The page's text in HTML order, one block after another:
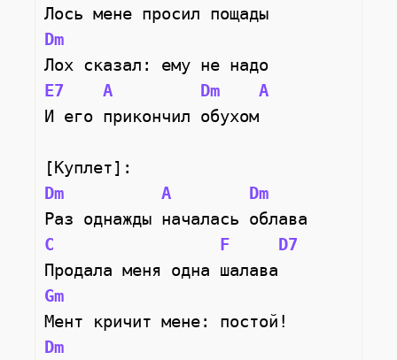
Лось мене просил пощады
Dm
Лох сказал: ему не надо
E7
A Dm
A
И его прикончил обухом
[Куплет]:
Dm
A
Dm
Раз однажды началась облава
C
F
D7
Продала меня одна шалава
Gm
Мент кричит мене: постой!
Dm